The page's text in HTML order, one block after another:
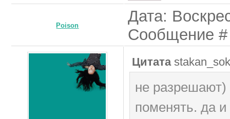
Poison
Дата:
Сообщение
Цитата
не
поменять. да